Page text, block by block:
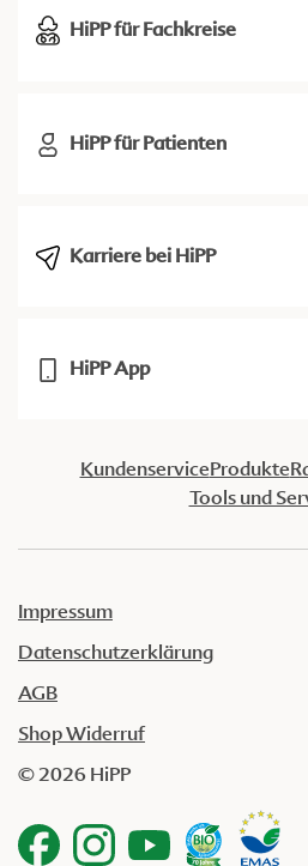
HiPP für Fachkreise
HiPP für Patienten
Karriere bei HiPP
HiPP App
KundenserviceProdukte
Tools und
Impressum
Datenschutzerklärung
AGB
Shop Widerruf
© 2026 HiPP